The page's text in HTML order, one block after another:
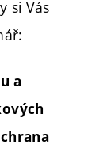
si Vás
a